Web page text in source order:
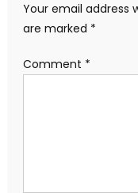
Your email address
are marked *
Comment *